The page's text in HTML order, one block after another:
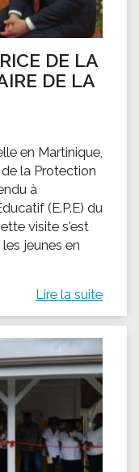
DE LA
DE LA
en Martinique,
la Protection
à
(E.P.E) du
visite s'est
jeunes en
Lire la suite